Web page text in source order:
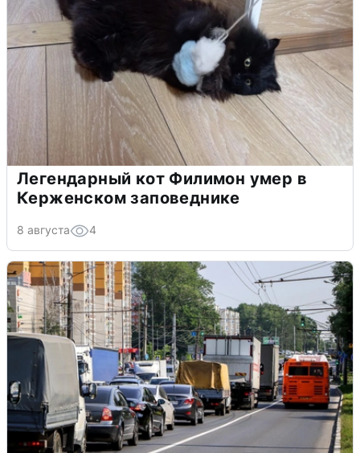
Легендарный кот Филимон умер в
Керженском заповеднике
8 августа 4